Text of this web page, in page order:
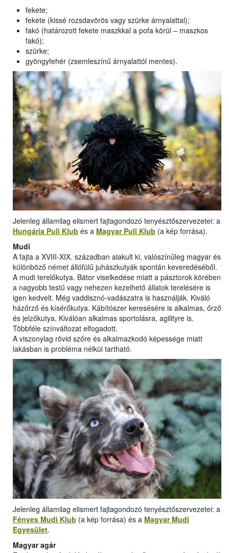
fekete;
fekete (kissé rozsdavörös vagy szürke árnyalattal);
fakó (határozott fekete maszkkal a pofa körül – maszkos
fakó);
szürke;
gyöngyfehér (zsemleszínű árnyalattól mentes).
Jelenleg államilag elismert fajtagondozó tenyésztőszervezetei: a
Hungária Puli Klub és a Magyar Puli Klub (a kép forrása).
Mudi
A fajta a XVIII-XIX. században alakult ki, valószínűleg magyar és
különböző német állófülű juhászkutyák spontán keveredéséből.
A mudi terelőkutya. Bátor viselkedése miatt a pásztorok körében
a nagyobb testű vagy nehezen kezelhető állatok terelésére is
igen kedvelt. Még vaddisznó-vadászatra is használják. Kiváló
házőrző és kísérőkutya. Kábítószer keresésére is alkalmas, őrző
és jelzőkutya. Kiválóan alkalmas sportolásra, agilityre is.
Többféle színváltozat elfogadott.
A viszonylag rövid szőre és alkalmazkodó képessége miatt
lakásban is probléma nélkül tartható.
Jelenleg államilag elismert fajtagondozó tenyésztőszervezetei: a
Fényes Mudi Klub (a kép forrása) és a Magyar Mudi
Egyesület.
Magyar agár